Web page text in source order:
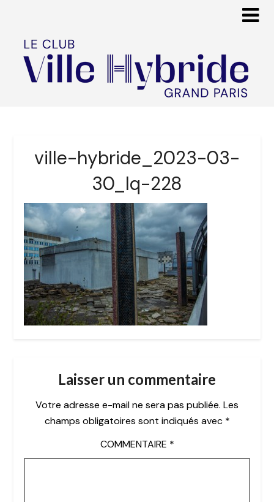
ville-hybride_2023-03-
30_lq-228
Laisser un commentaire
Votre adresse e-mail ne sera pas publiée. Les
champs obligatoires sont indiqués avec *
COMMENTAIRE *